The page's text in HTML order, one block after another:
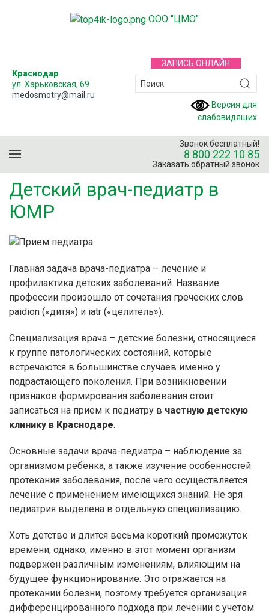
ООО "ЦМО"
Краснодар
ул. Харьковская, 69
medosmotry@mail.ru
ЗАПИСЬ ОНЛАЙН
Версия для
слабовидящих
Звонок бесплатный!
8 800 222 10 85
Заказать обратный звонок
Детский врач-педиатр в
ЮМР
Главная задача врача-педиатра – лечение и
профилактика детских заболеваний. Название
профессии произошло от сочетания греческих слов
paidion («дитя») и iatr («целитель»).
Специализация врача – детские болезни, относящиеся
к группе патологических состояний, которые
встречаются в большинстве случаев именно у
подрастающего поколения. При возникновении
признаков формирования заболевания стоит
записаться на прием к педиатру в частную детскую
клинику в Краснодаре.
Основные задачи врача-педиатра – наблюдение за
организмом ребенка, а также изучение особенностей
протекания заболевания, после чего осуществляется
лечение с применением имеющихся знаний. Не зря
педиатрия выделена в отдельную специализацию.
Хоть детство и длится весьма короткий промежуток
времени, однако, именно в этот момент организм
подвержен различным изменениям, влияющим на
будущее функционирование. Это отражается на
протекании болезни, поэтому требуется организация
дифференцированного подхода при лечении с учетом